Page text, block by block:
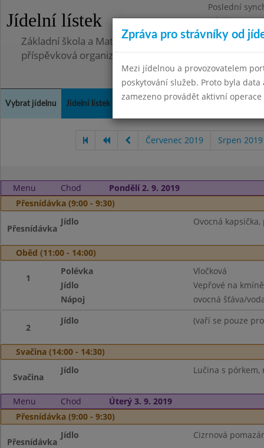
Jídelní lístek
Poslední
Pátek
Základní škola a Mateřská škola, Deblín, okres Brno-
příspěvková organizace
Vybrat jídelnu Jídelní lístek Kontakty a informace
Červenec 2019 Srpen 2019
Menu Chod
Pondělí 2. 9. 2019
Přesnídávka (9:00 - 9:30)
Přesnídávka
Jídlo Ovocná kapsička,
Oběd (11:00 - 14:00)
1
Polévka
Vločková
Jídlo
Vepřové na
Nápoj
ovocná šťáva/
2
Jídlo (vaří se pouze
Svačina (14:00 - 14:30)
Svačina
Jídlo Lučina s pórkem,
Menu Chod
Úterý 3. 9. 2019
Přesnídávka (9:00 - 9:30)
Přesnídávka
Jídlo Cizrnová
Zpráva pro strávníky od
Mezi jídelnou a provozovatelem
poskytování služeb. Proto byla
zamezeno provádět aktivní